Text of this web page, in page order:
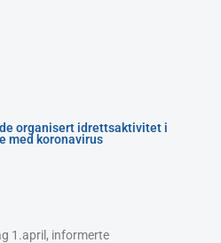
organisert idrettsaktivitet i
med koronavirus
1.april, informerte